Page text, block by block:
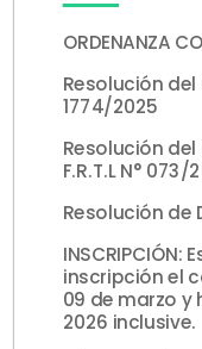
ORDENANZA
Resolución del
1774/2025
Resolución
F.R.T.L N° 073/
Resolución de
inscripción el
09 de marzo y
2026 inclusive.